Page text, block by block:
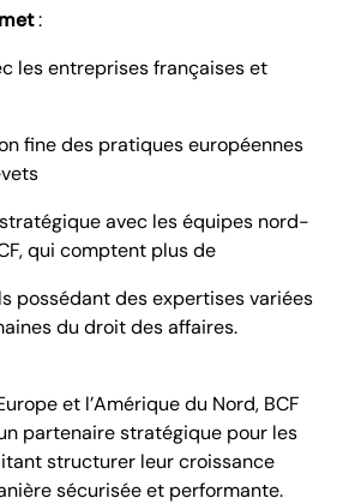
:
les entreprises françaises et
fine des pratiques européennes
avec les équipes nord-
qui comptent plus de
possédant des expertises variées
du droit des affaires.
et l’Amérique du Nord, BCF
partenaire stratégique pour les
structurer leur croissance
sécurisée et performante.